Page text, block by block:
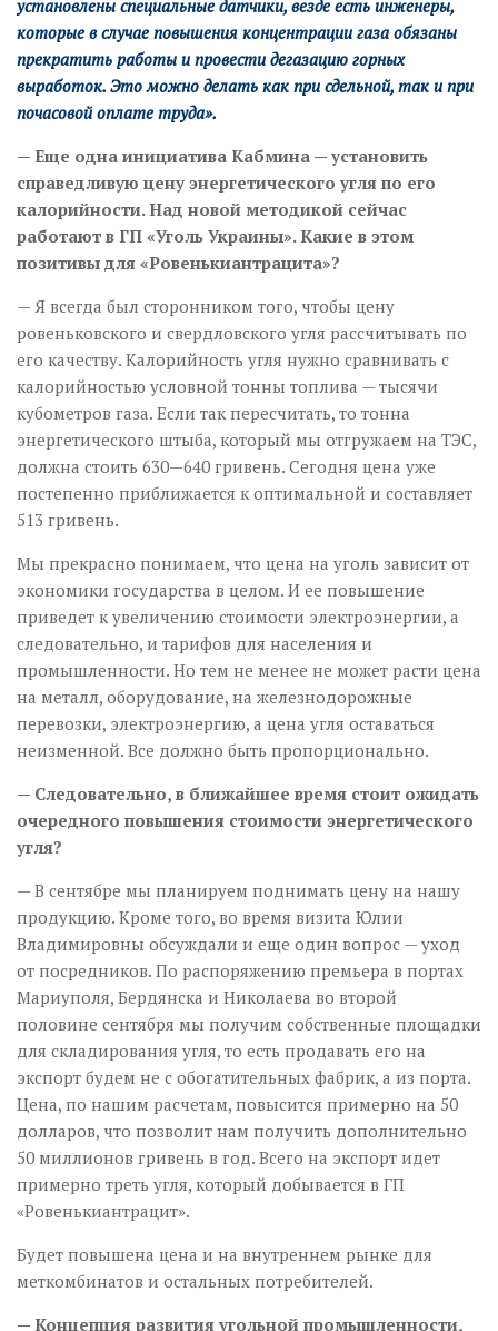
установлены специальные датчики, везде есть инженеры,
которые в случае повышения концентрации газа обязаны
прекратить работы и провести дегазацию горных
выработок. Это можно делать как при сдельной, так и при
почасовой оплате труда».
— Еще одна инициатива Кабмина — установить
справедливую цену энергетического угля по его
калорийности. Над новой методикой сейчас
работают в ГП «Уголь Украины». Какие в этом
позитивы для «Ровенькиантрацита»?
— Я всегда был сторонником того, чтобы цену
ровеньковского и свердловского угля рассчитывать по
его качеству. Калорийность угля нужно сравнивать с
калорийностью условной тонны топлива — тысячи
кубометров газа. Если так пересчитать, то тонна
энергетического штыба, который мы отгружаем на ТЭС,
должна стоить 630—640 гривень. Сегодня цена уже
постепенно приближается к оптимальной и составляет
513 гривень.
Мы прекрасно понимаем, что цена на уголь зависит от
экономики государства в целом. И ее повышение
приведет к увеличению стоимости электроэнергии, а
следовательно, и тарифов для населения и
промышленности. Но тем не менее не может расти цена
на металл, оборудование, на железнодорожные
перевозки, электроэнергию, а цена угля оставаться
неизменной. Все должно быть пропорционально.
— Следовательно, в ближайшее время стоит ожидать
очередного повышения стоимости энергетического
угля?
— В сентябре мы планируем поднимать цену на нашу
продукцию. Кроме того, во время визита Юлии
Владимировны обсуждали и еще один вопрос — уход
от посредников. По распоряжению премьера в портах
Мариуполя, Бердянска и Николаева во второй
половине сентября мы получим собственные площадки
для складирования угля, то есть продавать его на
экспорт будем не с обогатительных фабрик, а из порта.
Цена, по нашим расчетам, повысится примерно на 50
долларов, что позволит нам получить дополнительно
50 миллионов гривень в год. Всего на экспорт идет
примерно треть угля, который добывается в ГП
«Ровенькиантрацит».
Будет повышена цена и на внутреннем рынке для
меткомбинатов и остальных потребителей.
— Концепция развития угольной промышленности,